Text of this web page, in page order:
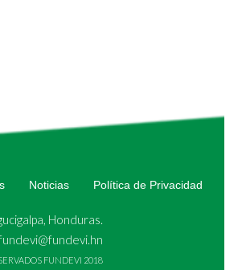
Noticias Política de Privacidad
Honduras.
FUNDEVI 2018